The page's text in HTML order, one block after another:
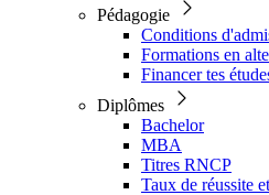
Pédagogie
Conditions
Formations en
Financer tes
Diplômes
Bachelor
MBA
Titres RNCP
Taux de réussite